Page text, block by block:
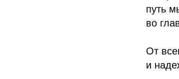
путь
во
От
и